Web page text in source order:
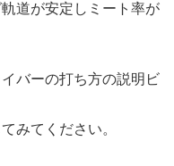
道が安定しミート率が
バーの打ち方の説明ビ
みてください。